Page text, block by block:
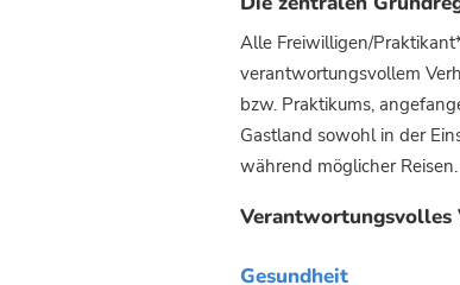
Alle Freiwilligen/
verantwortungsvollem
bzw. Praktikums,
Gastland sowohl in der
während möglicher Reisen.
Verantwortungsvolles
Gesundheit